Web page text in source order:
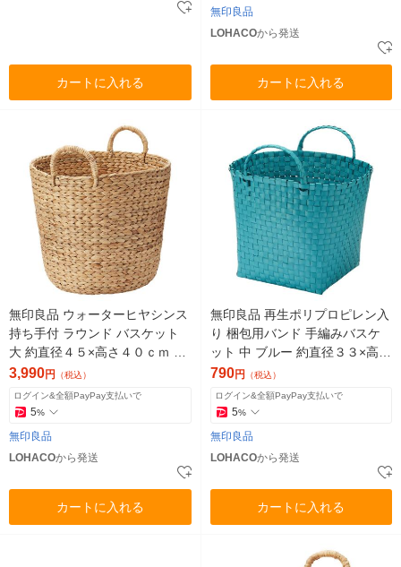
カートに入れる
無印良品
LOHACOから発送
カートに入れる
無印良品 ウォーターヒヤシンス
持ち手付 ラウンド バスケット
大 約直径４５×高さ４０ｃｍ 良
品計画
3,990円 （税込）
ログイン&全額PayPay支払いで
5%
無印良品
LOHACOから発送
カートに入れる
無印良品 再生ポリプロピレン入
り 梱包用バンド 手編みバスケ
ット 中 ブルー 約直径３３×高さ
２５ｃｍ 良品計画
790円 （税込）
ログイン&全額PayPay支払いで
5%
無印良品
LOHACOから発送
カートに入れる